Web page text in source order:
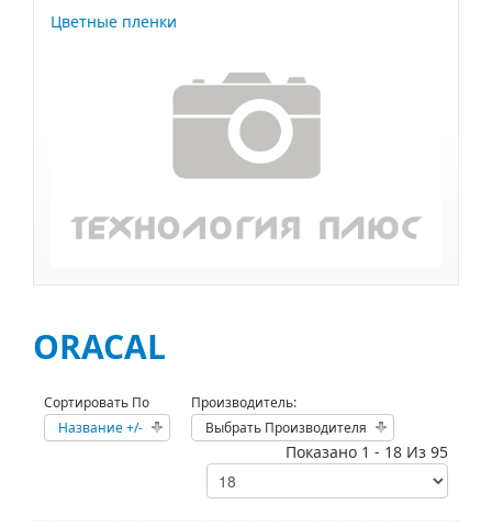
Цветные пленки
ORACAL
Сортировать По
Название +/-
Производитель:
Выбрать Производителя
Показано 1 - 18 Из 95